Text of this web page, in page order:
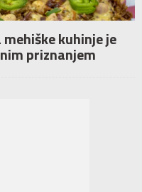
kuhinje je
priznanjem